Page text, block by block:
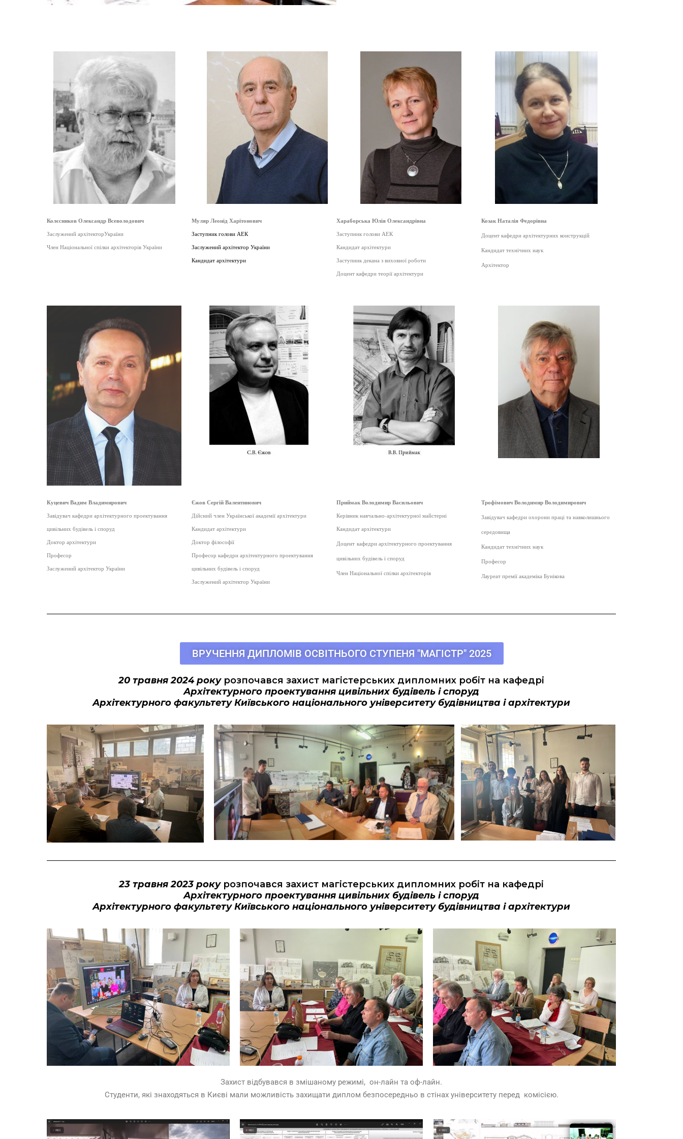
Колєсников Олександр Всеволодович
Заслужений архітекторУкраїни
Член Національної спілки архітекторів України
Муляр Леонід Харітонович
Заступник голови АЕК
Заслужений архітектор України
Кандидат архітектури
Хараборська Юлія Олександрівна
Заступник голови АЕК
Кандидат архітектури
Заступник декана з виховної роботи
Доцент кафедри теорії архітектури
Козак Наталія Федорівна
Доцент кафедри архітектурних конструкцій
Кандидат технічних наук
Архітектор
Куцевич Вадим Владимирович
Завідувач кафедри архітектурного проектування
цивільних будівель і споруд
Доктор архітектури
Професор
Заслужений архітектор України
Єжов Сергій Валентинович
Дійсний член Української академії архітектури
Кандидат архітектури
Доктор філософії
Професор кафедри архітектурного проектування
цивільних будівель і споруд
Заслужений архітектор України
Приймак Володимир Васильович
Керівник навчально-архітектурної майстерні
Кандидат архітектури
Доцент кафедри архітектурного проектування
цивільних будівель і споруд
Член Національної спілки архітекторів
Трофімович Володимир Володимирович
Завідувач кафедри охорони праці та навколишнього
середовища
Кандидат технічних наук
Професор
Лауреат премії академіка Бунікова
ВРУЧЕННЯ ДИПЛОМІВ ОСВІТНЬОГО СТУПЕНЯ "МАГІСТР" 2025
20 травня 2024 рокурозпочався захист магістерських дипломних робіт на кафедрі
Архітектурного проектування цивільних будівель і споруд
Архітектурного факультету Київського національного університету будівництва і архітектури
23 травня 2023 рокурозпочався захист магістерських дипломних робіт на кафедрі
Архітектурного проектування цивільних будівель і споруд
Архітектурного факультету Київського національного університету будівництва і архітектури
Захист відбувався в змішаному режимі, он-лайн та оф-лайн.
Студенти, які знаходяться в Києві мали можливість захищати диплом безпосередньо в стінах університету перед комісією.